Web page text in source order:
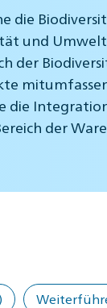
die
und
der
die
der